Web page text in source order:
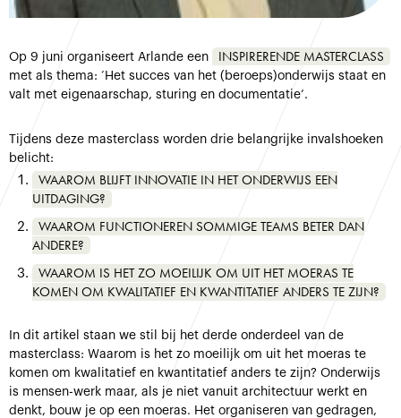
Op 9 juni organiseert Arlande een INSPIRERENDE MASTERCLASS
met als thema: ‘Het succes van het (beroeps)onderwijs staat en
valt met eigenaarschap, sturing en documentatie’.
Tijdens deze masterclass worden drie belangrijke invalshoeken
belicht:
WAAROM BLIJFT INNOVATIE IN HET ONDERWIJS EEN
UITDAGING?
WAAROM FUNCTIONEREN SOMMIGE TEAMS BETER DAN
ANDERE?
WAAROM IS HET ZO MOEILIJK OM UIT HET MOERAS TE
KOMEN OM KWALITATIEF EN KWANTITATIEF ANDERS TE ZIJN?
In dit artikel staan we stil bij het derde onderdeel van de
masterclass: Waarom is het zo moeilijk om uit het moeras te
komen om kwalitatief en kwantitatief anders te zijn? Onderwijs
is mensen-werk maar, als je niet vanuit architectuur werkt en
denkt, bouw je op een moeras. Het organiseren van gedragen,